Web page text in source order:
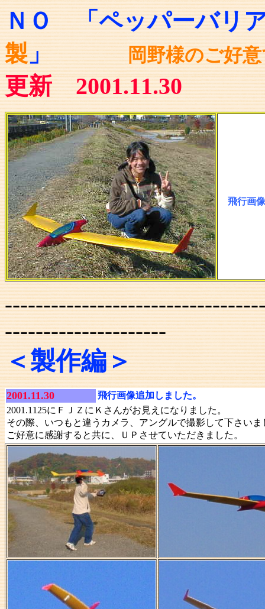
ＮＯ 「ペッパーバ
製」 岡野様のご好
更新 2001.11.30
飛行画
---------------------
＜製作編＞
2001.11.30
飛行画像追加しました。
2001.1125にＦＪＺにＫさんがお見えになりました。
その際、いつもと違うカメラ、アングルで撮影して下さいま
ご好意に感謝すると共に、ＵＰさせていただきました。